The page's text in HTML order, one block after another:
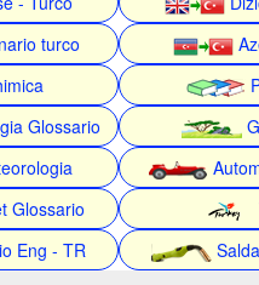
turco
Glossario
Glossario
Eng - TR